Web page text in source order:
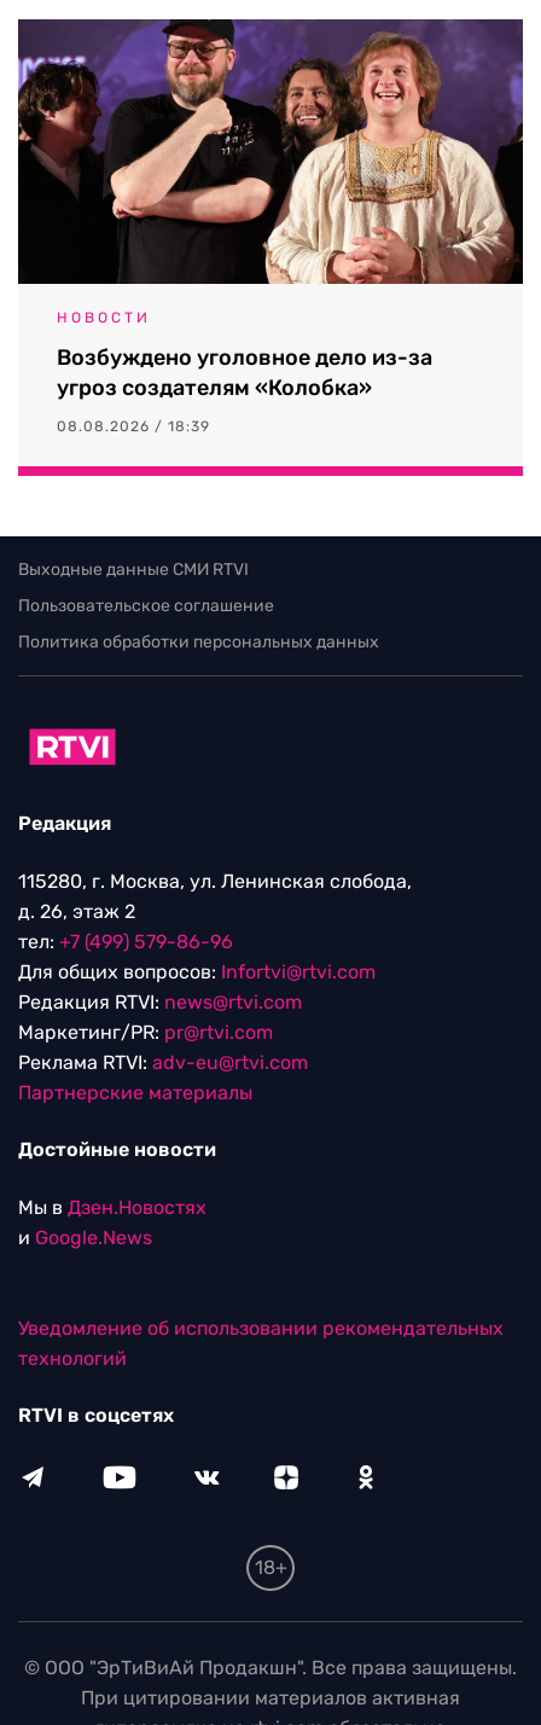
НОВОСТИ
Возбуждено уголовное дело из-за
угроз создателям «Колобка»
08.08.2026 / 18:39
Выходные данные СМИ RTVI
Пользовательское соглашение
Политика обработки персональных данных
Редакция
115280, г. Москва, ул. Ленинская слобода,
д. 26, этаж 2
тел: +7 (499) 579-86-96
Для общих вопросов: Infortvi@rtvi.com
Редакция RTVI: news@rtvi.com
Маркетинг/PR: pr@rtvi.com
Реклама RTVI: adv-eu@rtvi.com
Партнерские материалы
Достойные новости
Мы в Дзен.Новостях
и Google.News
Уведомление об использовании рекомендательных
технологий
RTVI в соцсетях
18+
© ООО "ЭрТиВиАй Продакшн". Все права защищены.
При цитировании материалов активная